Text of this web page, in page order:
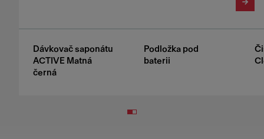
Dávkovač saponátu
ACTIVE Matná
černá
Podložka pod
baterii